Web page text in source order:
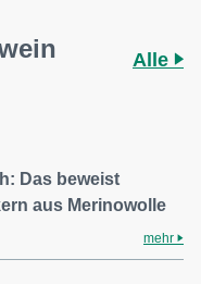
Alle
Das beweist
aus Merinowolle
mehr